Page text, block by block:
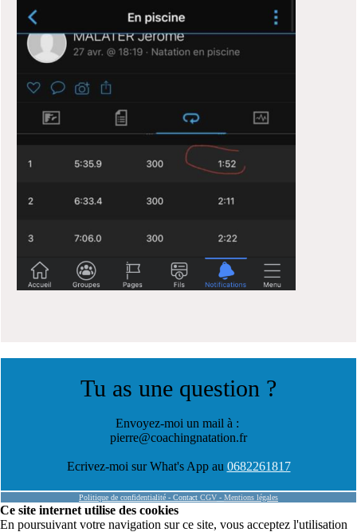
Tu as une question ?
Envoyez-moi un mail à :
pierre@coachingnatation.fr
Ecrivez-moi sur What's App au 0682261817
Politique de confidentialité - Contact CGV - Mentions légales
Ce site internet utilise des cookies
En poursuivant votre navigation sur ce site, vous acceptez l'utilisation